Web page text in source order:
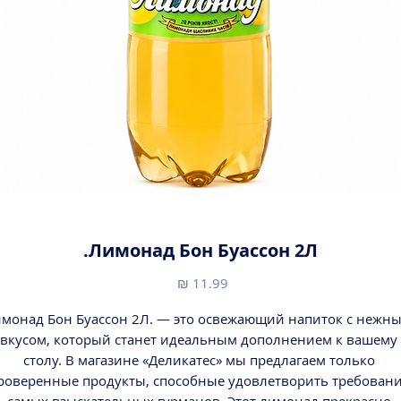
Лимонад Бон Буассон 2Л.
Бон Буассон 2Л. — это освежающий напиток с
вкусом, который станет идеальным дополнением к вашему
столу. В магазине «Деликатес» мы предлагаем только
продукты, способные удовлетворить